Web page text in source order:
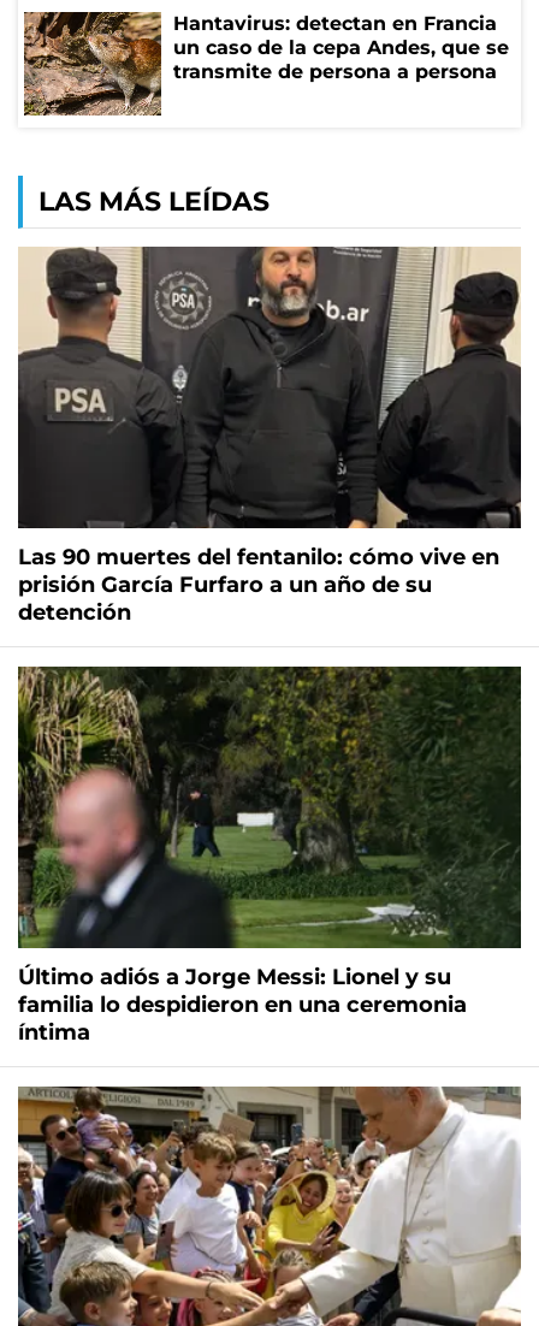
Hantavirus: detectan en Francia
un caso de la cepa Andes, que se
transmite de persona a persona
LAS MÁS LEÍDAS
Las 90 muertes del fentanilo: cómo vive en
prisión García Furfaro a un año de su
detención
Último adiós a Jorge Messi: Lionel y su
familia lo despidieron en una ceremonia
íntima